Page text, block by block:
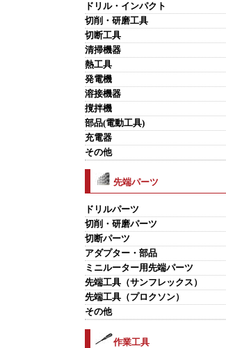
ドリル・インパクト
切削・研磨工具
切断工具
清掃機器
熱工具
発電機
溶接機器
撹拌機
部品(電動工具)
充電器
その他
先端パーツ
ドリルパーツ
切削・研磨パーツ
切断パーツ
アダプター・部品
ミニルーター用先端パーツ
先端工具（サンフレックス）
先端工具（プロクソン）
その他
作業工具